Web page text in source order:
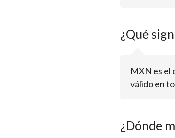
¿Qué
MXN es el
válido en
¿Dónde